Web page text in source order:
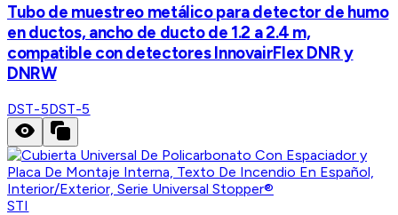
Tubo de muestreo metálico para detector de humo
en ductos, ancho de ducto de 1.2 a 2.4 m,
compatible con detectores InnovairFlex DNR y
DNRW
DST-5DST-5
STI